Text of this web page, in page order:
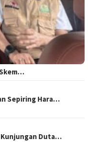
Sepiring Hara…
Kunjungan Duta…